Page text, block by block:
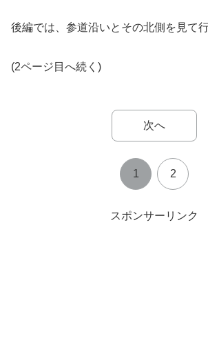
後編では、参道沿いとその北側を見て行
(2ページ目へ続く)
次へ
1 2
スポンサーリンク